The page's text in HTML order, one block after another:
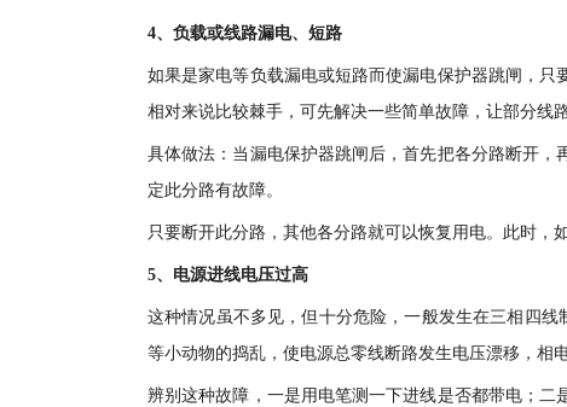
4、负载或线路漏电、短路
如果是家电等负载漏电或短路而使漏电保护器跳闸，只
相对来说比较棘手，可先解决一些简单故障，让部分线
具体做法：当漏电保护器跳闸后，首先把各分路断开
定此分路有故障。
只要断开此分路，其他各分路就可以恢复用电。此时，
5、电源进线电压过高
这种情况虽不多见，但十分危险，一般发生在三相四
等小动物的捣乱，使电源总零线断路发生电压漂移，相
辨别这种故障，一是用电笔测一下进线是否都带电；